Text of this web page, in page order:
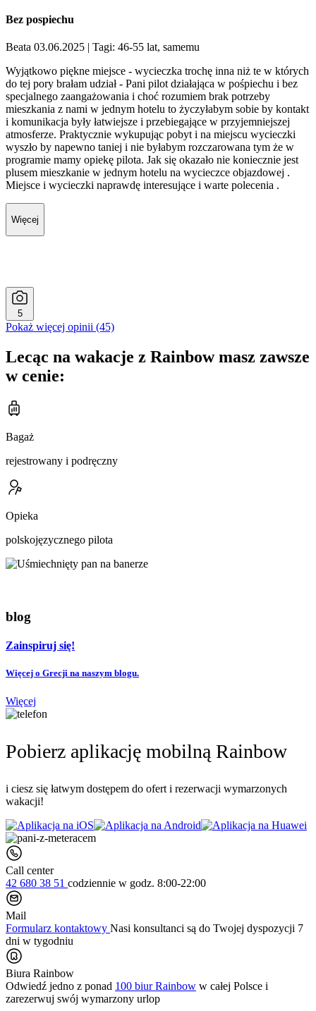
Bez pospiechu
Beata 03.06.2025 | Tagi: 46-55 lat, samemu
Wyjątkowo piękne miejsce - wycieczka trochę inna niż te w których
do tej pory brałam udział - Pani pilot działająca w pośpiechu i bez
specjalnego zaangażowania i choć rozumiem brak potrzeby
mieszkania z nami w jednym hotelu to życzyłabym sobie by kontakt
i komunikacja były łatwiejsze i przebiegające w przyjemniejszej
atmosferze. Praktycznie wykupując pobyt i na miejscu wycieczki
wyszło by napewno taniej i nie byłabym rozczarowana tym że w
programie mamy opiekę pilota. Jak się okazało nie koniecznie jest
plusem mieszkanie w jednym hotelu na wycieczce objazdowej .
Miejsce i wycieczki naprawdę interesujące i warte polecenia .
Więcej
5
Pokaż więcej opinii (45)
Lecąc na wakacje z Rainbow masz zawsze
w cenie:
Bagaż
rejestrowany i podręczny
Opieka
polskojęzycznego pilota
blog
Zainspiruj się!
Więcej o Grecji na naszym blogu.
Więcej
Pobierz aplikację mobilną Rainbow
i ciesz się łatwym dostępem do ofert i rezerwacji wymarzonych
wakacji!
Call center
42 680 38 51 codziennie w godz. 8:00-22:00
Mail
Formularz kontaktowy Nasi konsultanci są do Twojej dyspozycji 7
dni w tygodniu
Biura Rainbow
Odwiedź jedno z ponad 100 biur Rainbow w całej Polsce i
zarezerwuj swój wymarzony urlop